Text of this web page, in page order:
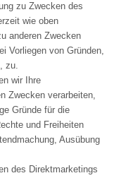
zu Zwecken des
wie oben
anderen Zwecken
Vorliegen von Gründen,
zu.
wir Ihre
Zwecken verarbeiten,
Gründe für die
und Freiheiten
Ausübung
des Direktmarketings